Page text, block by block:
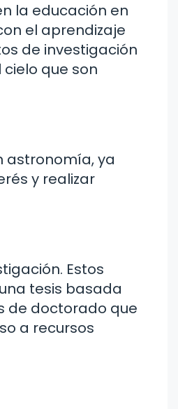
la educación en
el aprendizaje
de investigación
que son
astronomía, ya
y realizar
Estos
tesis basada
de doctorado que
a recursos